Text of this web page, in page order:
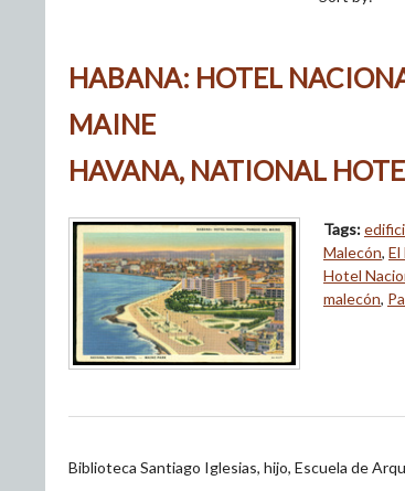
HABANA: HOTEL
MAINE
HAVANA, NATIONAL
Tags:
Malecón, El
Hotel
malecón,
Biblioteca Santiago Iglesias, hijo, Escuela de